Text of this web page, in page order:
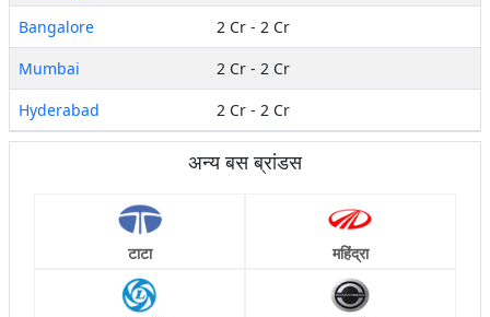
Bangalore
2 Cr - 2 Cr
Mumbai
2 Cr - 2 Cr
Hyderabad
2 Cr - 2 Cr
अन्य बस ब्रांडस
टाटा महिंद्रा